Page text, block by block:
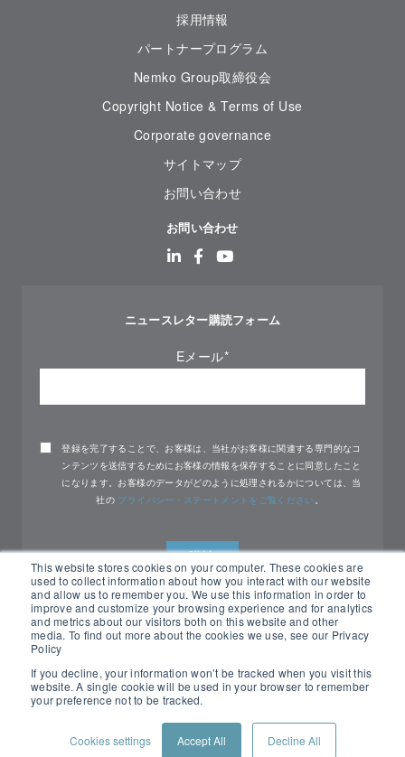
This website stores cookies on your computer. These cookies are
used to collect information about how you interact with our website
and allow us to remember you. We use this information in order to
improve and customize your browsing experience and for analytics
and metrics about our visitors both on this website and other
media. To find out more about the cookies we use, see our Privacy
Policy
If you decline, your information won’t be tracked when you visit this
website. A single cookie will be used in your browser to remember
your preference not to be tracked.
Cookies settings Accept All Decline All
採用情報
パートナープログラム
Nemko Group取締役会
Copyright Notice & Terms of Use
Corporate governance
サイトマップ
お問い合わせ
お問い合わせ
ニュースレター購読フォーム
Eメール*
登録を完了することで、お客様は、当社がお客様に関連する専門的なコ
ンテンツを送信するためにお客様の情報を保存することに同意したこと
になります。お客様のデータがどのように処理されるかについては、当
社の プライバシー・ステートメントをご覧ください
All rights reserved Nemko ©2026